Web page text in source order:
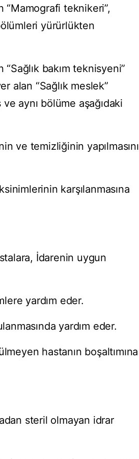
“Mamografi teknikeri”,
bölümleri yürürlükten
bakım teknisyeni”
alan “Sağlık meslek”
aynı bölüme aşağıdaki
ve temizliğinin yapılmasını
karşılanmasına
İdarenin uygun
yardım eder.
yardım eder.
hastanın boşaltımına
steril olmayan idrar